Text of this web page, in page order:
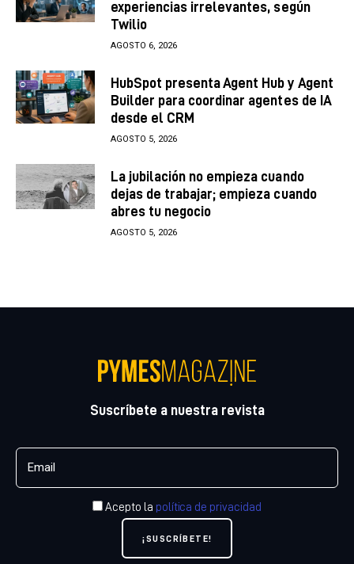
experiencias irrelevantes, según
Twilio
AGOSTO 6, 2026
HubSpot presenta Agent Hub y Agent
Builder para coordinar agentes de IA
desde el CRM
AGOSTO 5, 2026
La jubilación no empieza cuando
dejas de trabajar; empieza cuando
abres tu negocio
AGOSTO 5, 2026
Suscríbete a nuestra revista
Acepto la política de privacidad